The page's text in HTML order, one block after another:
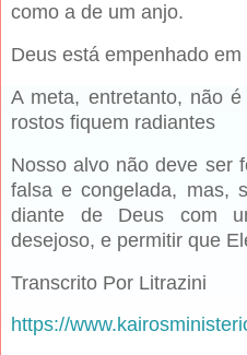
como a de um anjo.
Deus está empenhado
A meta, entretanto, não
rostos fiquem radiantes
Nosso alvo não deve ser
falsa e congelada, mas,
diante de Deus com
desejoso, e permitir que
Transcrito Por Litrazini
https://